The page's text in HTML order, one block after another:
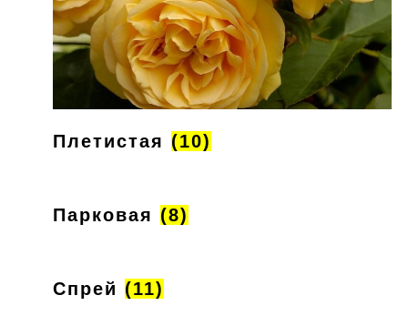
Плетистая (10)
Парковая (8)
Спрей (11)